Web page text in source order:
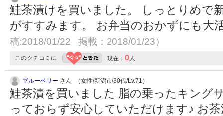
鮭茶漬けを買いました。 しっとりめで
がすすみます。 お弁当のおかずにも大
稿:2018/01/22 掲載：2018/01/23）
このクチコミに 現在： 0人
ブルーベリー さん （女性/新潟市/30代/Lv.71）
鮭茶漬を買いました 脂の乗ったキング
っておらず安心していただけます♪ お